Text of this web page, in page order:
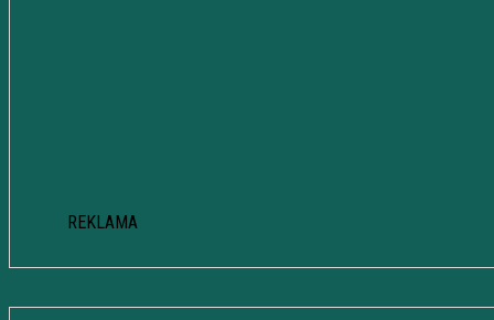
REKLAMA